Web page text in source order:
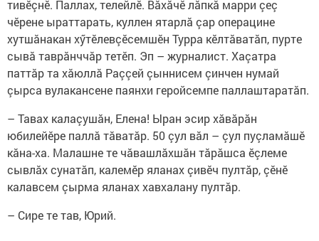
тивӗçнӗ. Паллах, телейлӗ. Вăхăчӗ лăпкă марри çеç
чӗрене ыраттарать, куллен ятарлă çар операцине
хутшăнакан хӳтӗлевçӗсемшӗн Турра кӗлтăватăп, пурте
сывă таврăнччăр тетӗп. Эп – журналист. Хаçатра
паттăр та хăюллă Раççей çыннисем çинчен нумай
çырса вулакансене паянхи геройсемпе паллаштаратăп.
– Тавах калаçушӑн, Елена! Ыран эсир хăвăрăн
юбилейӗре паллă тăватăр. 50 çул вăл – çул пуçламăшӗ
кăна-ха. Малашне те чӑвашлӑхшӑн тӑрӑшса ӗçлеме
сывлăх сунатӑп, калемӗр яланах çивӗч пултӑр, çӗнӗ
калавсем çырма яланах хавхалану пултӑр.
– Сире те тав, Юрий.